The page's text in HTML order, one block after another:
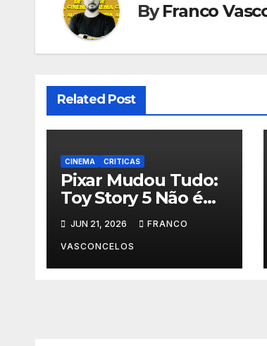
ByFranco
Related Post
CINEMA CRITICAS
Pixar Mudou Tudo:
Toy Story 5 Não é
Para Crianças
JUN 21, 2026 FRANCO
VASCONCELOS